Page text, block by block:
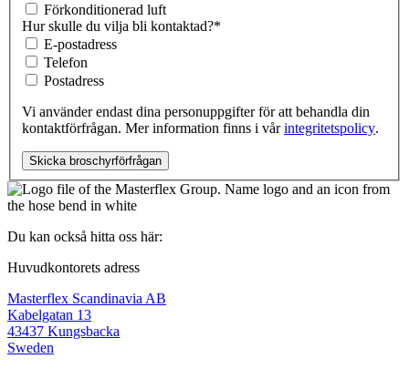
Förkonditionerad luft
Hur skulle du vilja bli kontaktad?*
E-postadress
Telefon
Postadress
Vi använder endast dina personuppgifter för att behandla din
kontaktförfrågan. Mer information finns i vårintegritetspolicy.
Du kan också hitta oss här:
Huvudkontorets adress
Masterflex Scandinavia AB
Kabelgatan 13
43437 Kungsbacka
Sweden